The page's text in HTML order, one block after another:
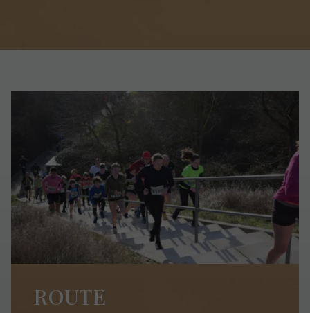
ROUTE